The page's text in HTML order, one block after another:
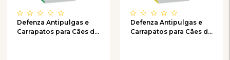
Defenza Antipulgas e
Carrapatos para Cães de
Defenza Antipulgas e
Carrapatos para Cães de